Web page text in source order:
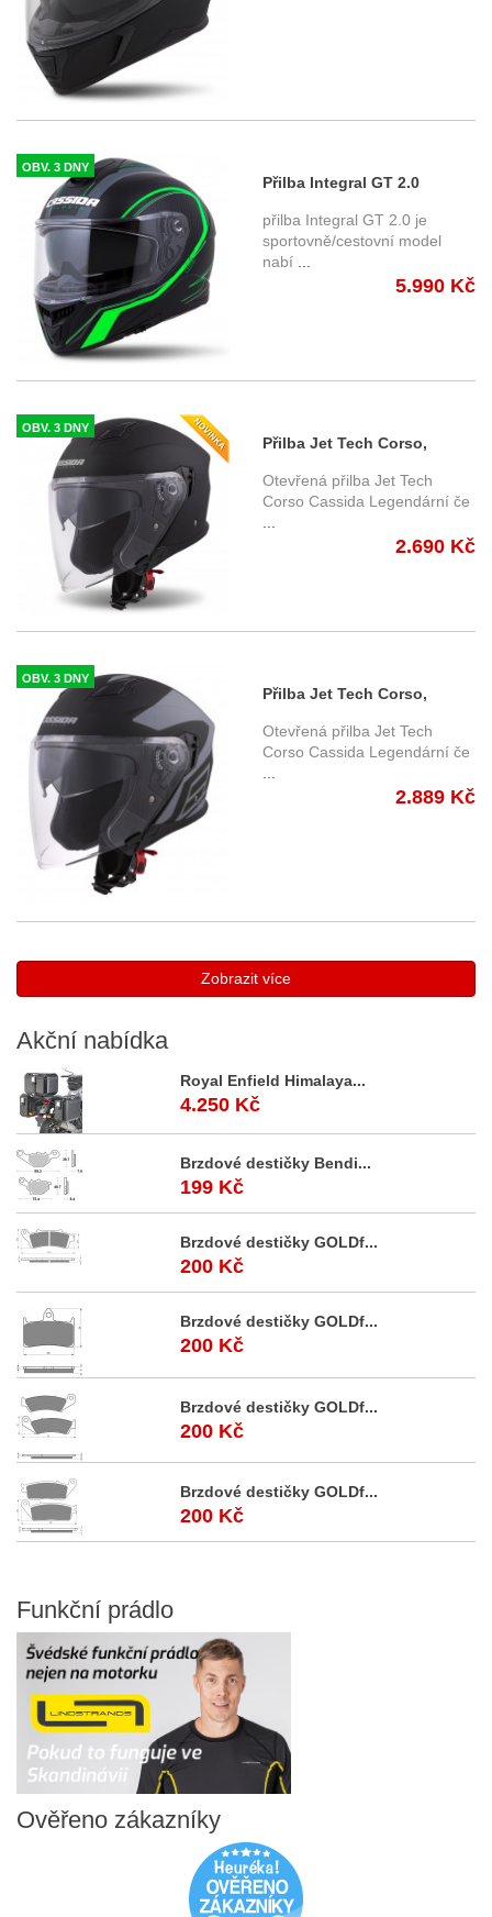
OBV. 3 DNY
Přilba Integral GT 2.0
Reptyl, CASSIDA - ČR
(černá/zelená) + pinlock
přilba Integral GT 2.0 je
sportovně/cestovní model
nabí
5.990 Kč
OBV. 3 DNY
Přilba Jet Tech Corso,
CASSIDA - ČR (černá matná)
Otevřená přilba Jet Tech
Corso Cassida Legendární če
2.690 Kč
OBV. 3 DNY
Přilba Jet Tech Corso,
CASSIDA - ČR (černá matná/
šedá)
Otevřená přilba Jet Tech
Corso Cassida Legendární če
2.889 Kč
Zobrazit více
Akční nabídka
Royal Enfield Himalaya...
4.250 Kč
Brzdové destičky Bendi...
199 Kč
Brzdové destičky GOLDf...
200 Kč
Brzdové destičky GOLDf...
200 Kč
Brzdové destičky GOLDf...
200 Kč
Brzdové destičky GOLDf...
200 Kč
Funkční prádlo
Ověřeno zákazníky